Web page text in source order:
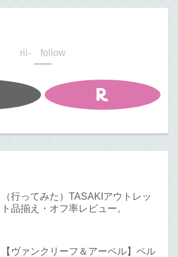
rii- follow
（行ってみた）TASAKIアウトレッ
ト品揃え・オフ率レビュー。
【ヴァンクリーフ＆アーペル】ペル